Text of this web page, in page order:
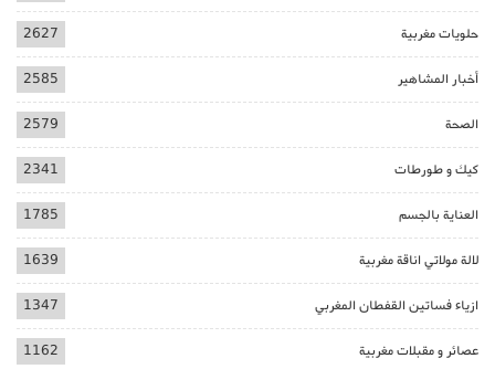
حلويات مغربية 2627
أخبار المشاهير 2585
الصحة 2579
كيك و طورطات 2341
العناية بالجسم 1785
لالة مولاتي اناقة مغربية 1639
ازياء فساتين القفطان المغربي 1347
عصائر و مقبلات مغربية 1162